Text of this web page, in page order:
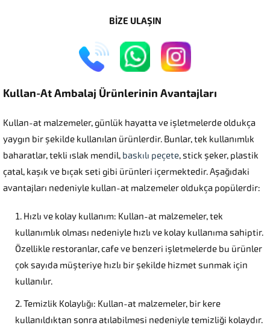
BİZE ULAŞIN
Kullan-At Ambalaj Ürünlerinin Avantajları
Kullan-at malzemeler, günlük hayatta ve işletmelerde oldukça
yaygın bir şekilde kullanılan ürünlerdir. Bunlar, tek kullanımlık
baharatlar, tekli ıslak mendil, baskılı peçete, stick şeker, plastik
çatal, kaşık ve bıçak seti gibi ürünleri içermektedir. Aşağıdaki
avantajları nedeniyle kullan-at malzemeler oldukça popülerdir:
Hızlı ve kolay kullanım: Kullan-at malzemeler, tek
kullanımlık olması nedeniyle hızlı ve kolay kullanıma sahiptir.
Özellikle restoranlar, cafe ve benzeri işletmelerde bu ürünler
çok sayıda müşteriye hızlı bir şekilde hizmet sunmak için
kullanılır.
Temizlik Kolaylığı: Kullan-at malzemeler, bir kere
kullanıldıktan sonra atılabilmesi nedeniyle temizliği kolaydır.